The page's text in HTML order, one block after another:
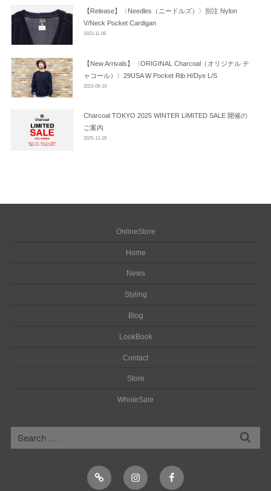
【Release】〈Needles（ニードルズ）〉別注 Nylon
V/Neck Pocket Cardigan
2023-11-08
【New Arrivals】〈ORIGINAL Charcoal（オリジナル チ
ャコール）〉29USA W Pocket Rib H/Dye L/S
2023-09-19
Charcoal TOKYO 2025 WINTER LIMITED SALE 開催の
ご案内
2025-12-29
OnlineStore
Home
News
Styling
Blog
LookBook
Contact
Store
WholeSale
Online
Shop
InstagramFacebook